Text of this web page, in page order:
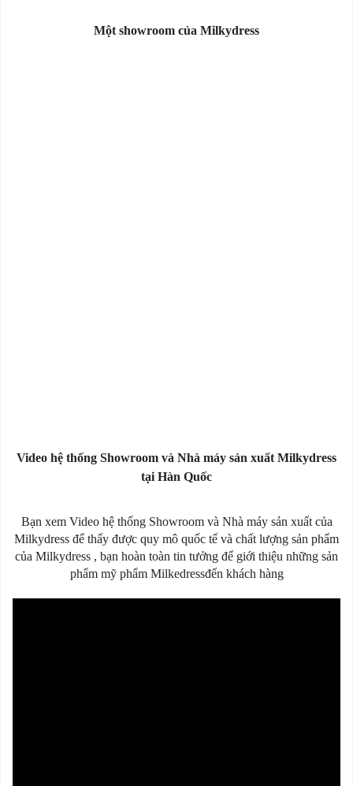
Một showroom của Milkydress
Video hệ thống Showroom và Nhà máy sản xuất Milkydress
tại Hàn Quốc
Bạn xem Video hệ thống Showroom và Nhà máy sản xuất của
Milkydress để thấy được quy mô quốc tế và chất lượng sản phẩm
của Milkydress , bạn hoàn toàn tin tưởng để giới thiệu những sản
phẩm mỹ phẩm Milkedressđến khách hàng